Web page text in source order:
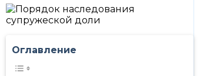
Оглавление